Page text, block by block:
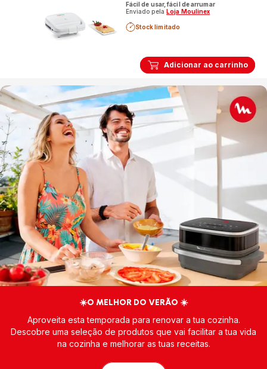
Adicionar ao carrinho
Fácil de usar, fácil de arrumar
Enviado pela Loja Moulinex
Stock limitado
☀️O MELHOR DO VERÃO ☀️
Aproveita esta temporada para renovar a tua cozinha.
Descobre uma seleção de produtos que vai facilitar a tua vida
na cozinha e melhorar as tuas receitas.